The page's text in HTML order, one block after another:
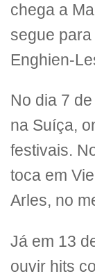
chega a
segue
Enghien-
No dia 7
na Suíça,
festivais.
toca em
Arles, no
Já em 13
ouvir hits